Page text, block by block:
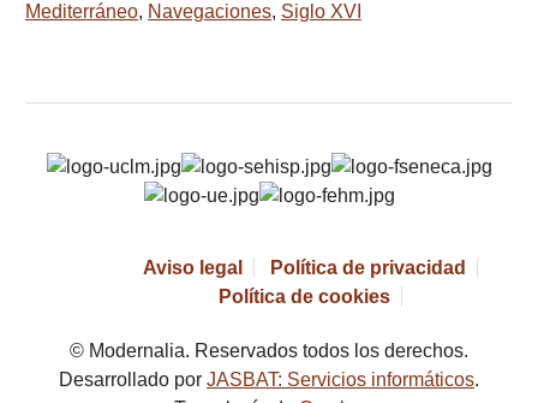
Mediterráneo, Navegaciones, Siglo XVI
Aviso legal
Política de privacidad
Política de cookies
© Modernalia. Reservados todos los derechos.
Desarrollado por JASBAT: Servicios informáticos.